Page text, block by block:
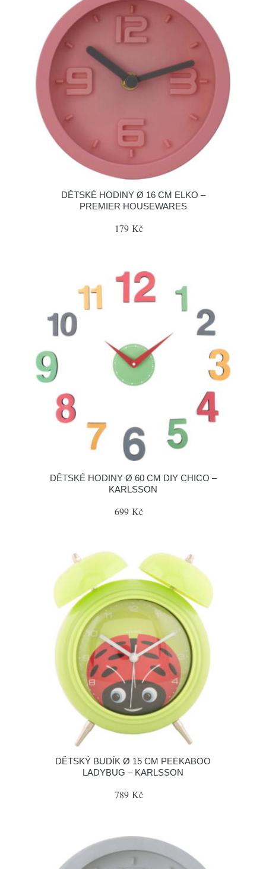
DĚTSKÉ HODINY Ø 16 CM ELKO –
PREMIER HOUSEWARES
179 Kč
DĚTSKÉ HODINY Ø 60 CM DIY CHICO –
KARLSSON
699 Kč
DĚTSKÝ BUDÍK Ø 15 CM PEEKABOO
LADYBUG – KARLSSON
789 Kč